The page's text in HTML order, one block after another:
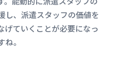
し、派遣スタッフの価値を
げていくことが必要になっ
。